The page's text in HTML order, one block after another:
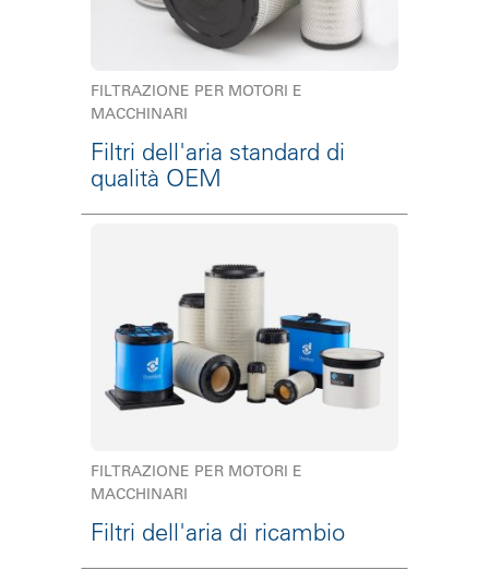
FILTRAZIONE PER MOTORI E
MACCHINARI
Filtri dell'aria standard di
qualità OEM
FILTRAZIONE PER MOTORI E
MACCHINARI
Filtri dell'aria di ricambio